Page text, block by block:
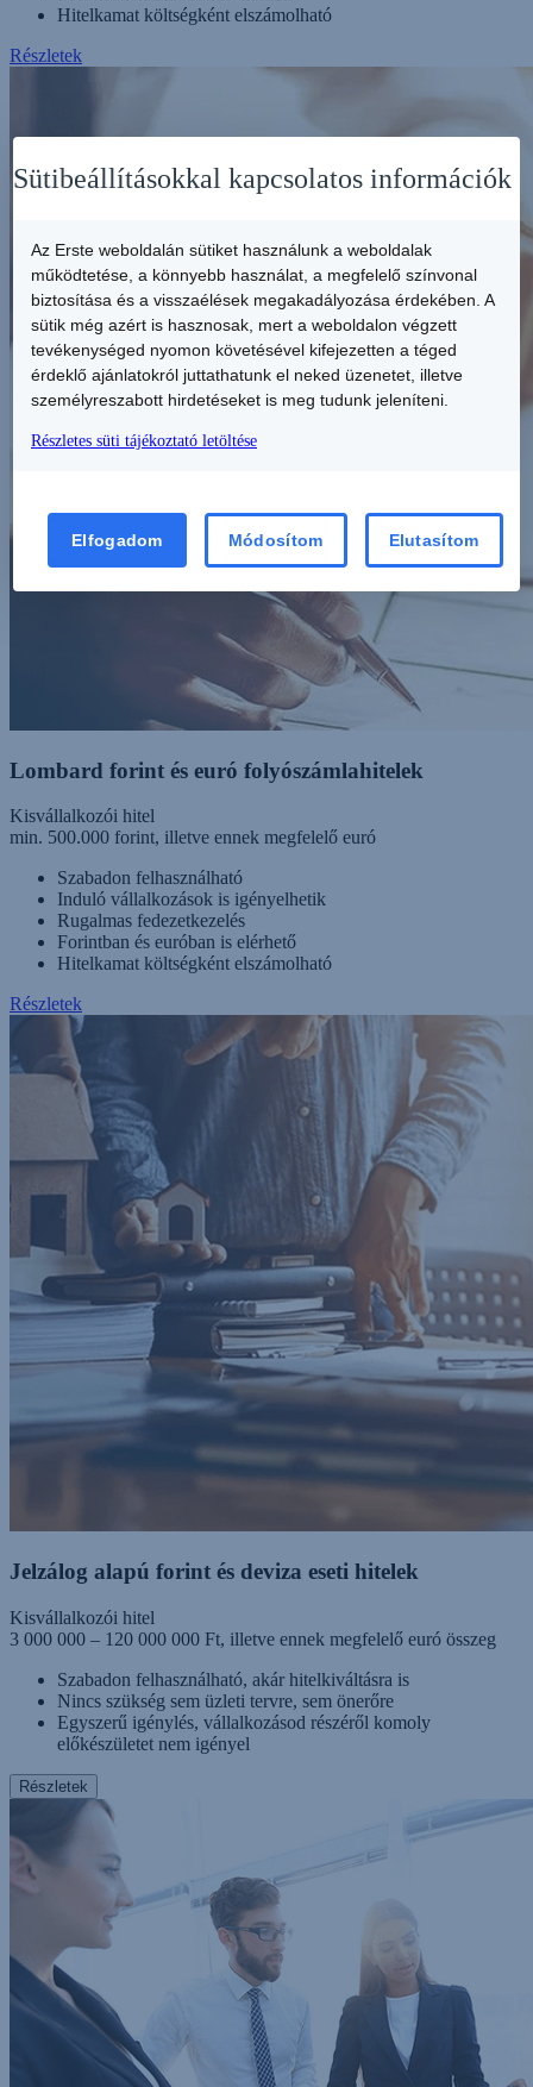
Hitelkamat költségként elszámolható
Részletek
Lombard forint és euró folyószámlahitelek
Kisvállalkozói hitel
min. 500.000 forint, illetve ennek megfelelő euró
Szabadon felhasználható
Induló vállalkozások is igényelhetik
Rugalmas fedezetkezelés
Forintban és euróban is elérhető
Hitelkamat költségként elszámolható
Részletek
Jelzálog alapú forint és deviza eseti hitelek
Kisvállalkozói hitel
3 000 000 – 120 000 000 Ft, illetve ennek megfelelő euró összeg
Szabadon felhasználható, akár hitelkiváltásra is
Nincs szükség sem üzleti tervre, sem önerőre
Egyszerű igénylés, vállalkozásod részéről komoly
előkészületet nem igényel
Részletek
Sütibeállításokkal kapcsolatos információk
Az Erste weboldalán sütiket használunk a weboldalak
működtetése, a könnyebb használat, a megfelelő színvonal
biztosítása és a visszaélések megakadályozása érdekében. A
sütik még azért is hasznosak, mert a weboldalon végzett
tevékenységed nyomon követésével kifejezetten a téged
érdeklő ajánlatokról juttathatunk el neked üzenetet, illetve
személyreszabott hirdetéseket is meg tudunk jeleníteni.
Részletes süti tájékoztató letöltése
Elfogadom Módosítom Elutasítom